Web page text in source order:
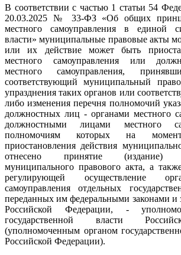
В соответствии с частью 1 статьи 54
20.03.2025 № 33-ФЗ «Об общих
местного самоуправления в единой
власти» муниципальные правовые акты
или их действие может быть
местного самоуправления или
местного самоуправления,
соответствующий муниципальный
упразднения таких органов или
либо изменения перечня полномочий
должностных лиц - органами местного
должностными лицами местного
полномочиям которых на
приостановления действия
отнесено принятие (издание)
муниципального правового акта, а
регулирующей осуществление
самоуправления отдельных
переданных им федеральными законами и
Российской Федерации, -
государственной власти
(уполномоченным органом
Российской Федерации).